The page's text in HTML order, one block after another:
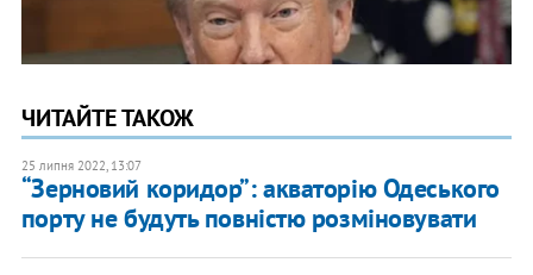
ЧИТАЙТЕ ТАКОЖ
25 липня 2022, 13:07
​“Зерновий коридор”: акваторію Одеського
порту не будуть повністю розміновувати